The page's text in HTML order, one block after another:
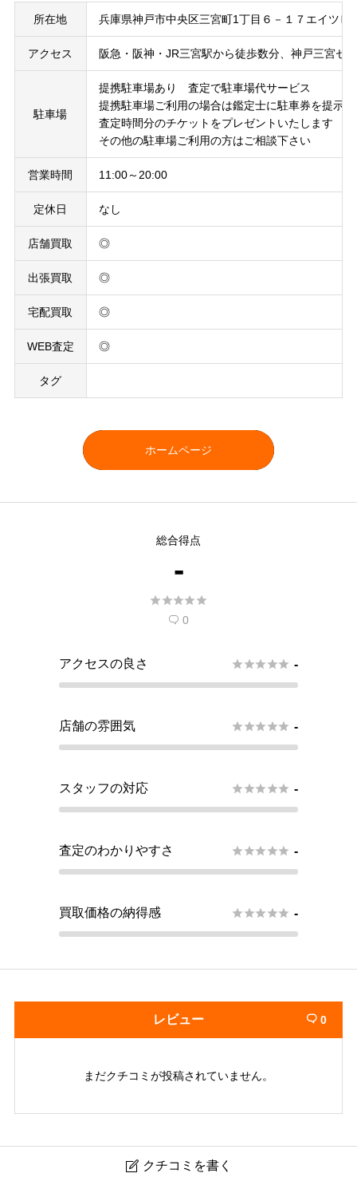
所在地 兵庫県神戸市中央区三宮町1丁目６－１７エイツビ
アクセス 阪急・阪神・JR三宮駅から徒歩数分、神戸三宮セ
駐車場
提携駐車場あり 査定で駐車場代サービス
提携駐車場ご利用の場合は鑑定士に駐車券を提示
査定時間分のチケットをプレゼントいたします
その他の駐車場ご利用の方はご相談下さい
営業時間 11:00～20:00
定休日 なし
店舗買取 ◎
出張買取 ◎
宅配買取 ◎
WEB査定 ◎
タグ
ホームページ
総合得点
-

 0
アクセスの良さ  -
店舗の雰囲気  -
スタッフの対応  -
査定のわかりやすさ  -
買取価格の納得感  -
レビュー  0
まだクチコミが投稿されていません。
 クチコミを書く